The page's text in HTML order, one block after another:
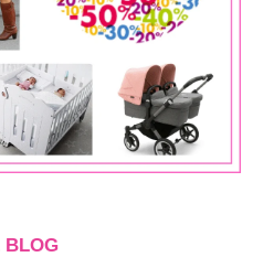
BLOG